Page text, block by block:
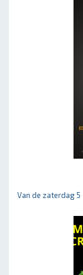
Van de zaterdag